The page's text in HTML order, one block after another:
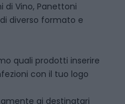
di Vino, Panettoni
diverso formato e
quali prodotti inserire
con il tuo logo
ai destinatari